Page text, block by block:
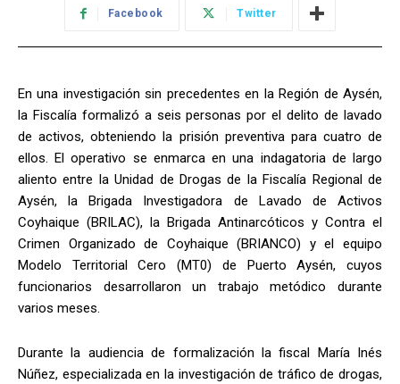
Facebook Twitter
En una investigación sin precedentes en la Región de Aysén,
la Fiscalía formalizó a seis personas por el delito de lavado
de activos, obteniendo la prisión preventiva para cuatro de
ellos. El operativo se enmarca en una indagatoria de largo
aliento entre la Unidad de Drogas de la Fiscalía Regional de
Aysén, la Brigada Investigadora de Lavado de Activos
Coyhaique (BRILAC), la Brigada Antinarcóticos y Contra el
Crimen Organizado de Coyhaique (BRIANCO) y el equipo
Modelo Territorial Cero (MT0) de Puerto Aysén, cuyos
funcionarios desarrollaron un trabajo metódico durante
varios meses.
Durante la audiencia de formalización la fiscal María Inés
Núñez, especializada en la investigación de tráfico de drogas,